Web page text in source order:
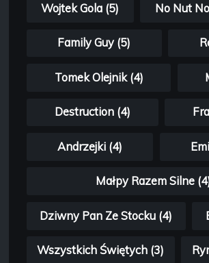
Wojtek Gola (5) No Nut
Family Guy (5)
Tomek Olejnik (4)
Destruction (4)
Andrzejki (4)
Małpy Razem Silne
Dziwny Pan Ze Stocku (4)
Wszystkich Świętych (3)